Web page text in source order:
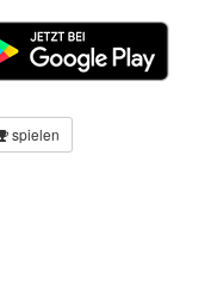
spielen